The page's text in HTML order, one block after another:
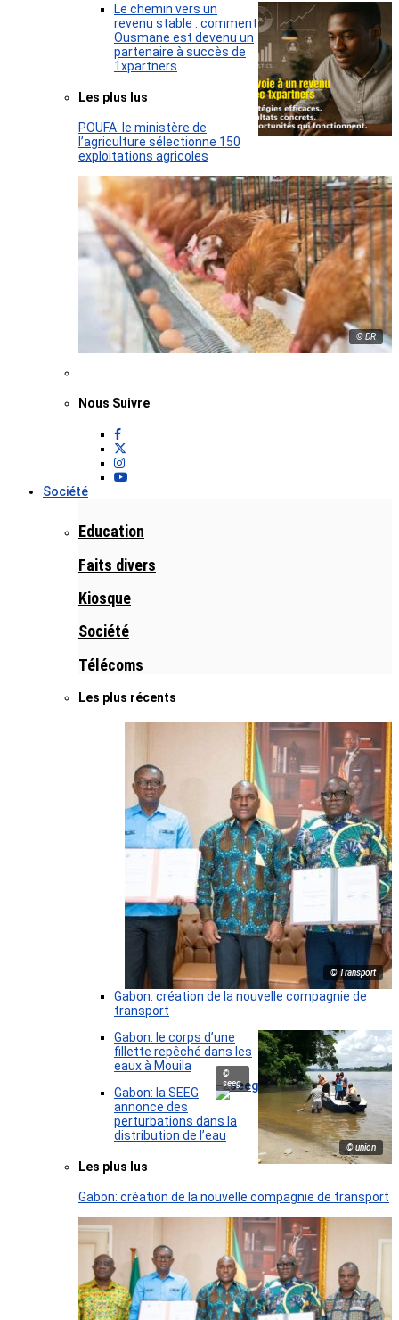
Le chemin vers un
revenu stable : comment
Ousmane est devenu un
partenaire à succès de
1xpartners
Les plus lus
POUFA: le ministère de
l’agriculture sélectionne 150
exploitations agricoles
© DR
Nous Suivre
Société
Education
Faits divers
Kiosque
Société
Télécoms
Les plus récents
© Transport
Gabon: création de la nouvelle compagnie de
transport
© union
Gabon: le corps d’une
fillette repêché dans les
eaux à Mouila
©
seeg
Gabon: la SEEG
annonce des
perturbations dans la
distribution de l’eau
Les plus lus
Gabon: création de la nouvelle compagnie de transport